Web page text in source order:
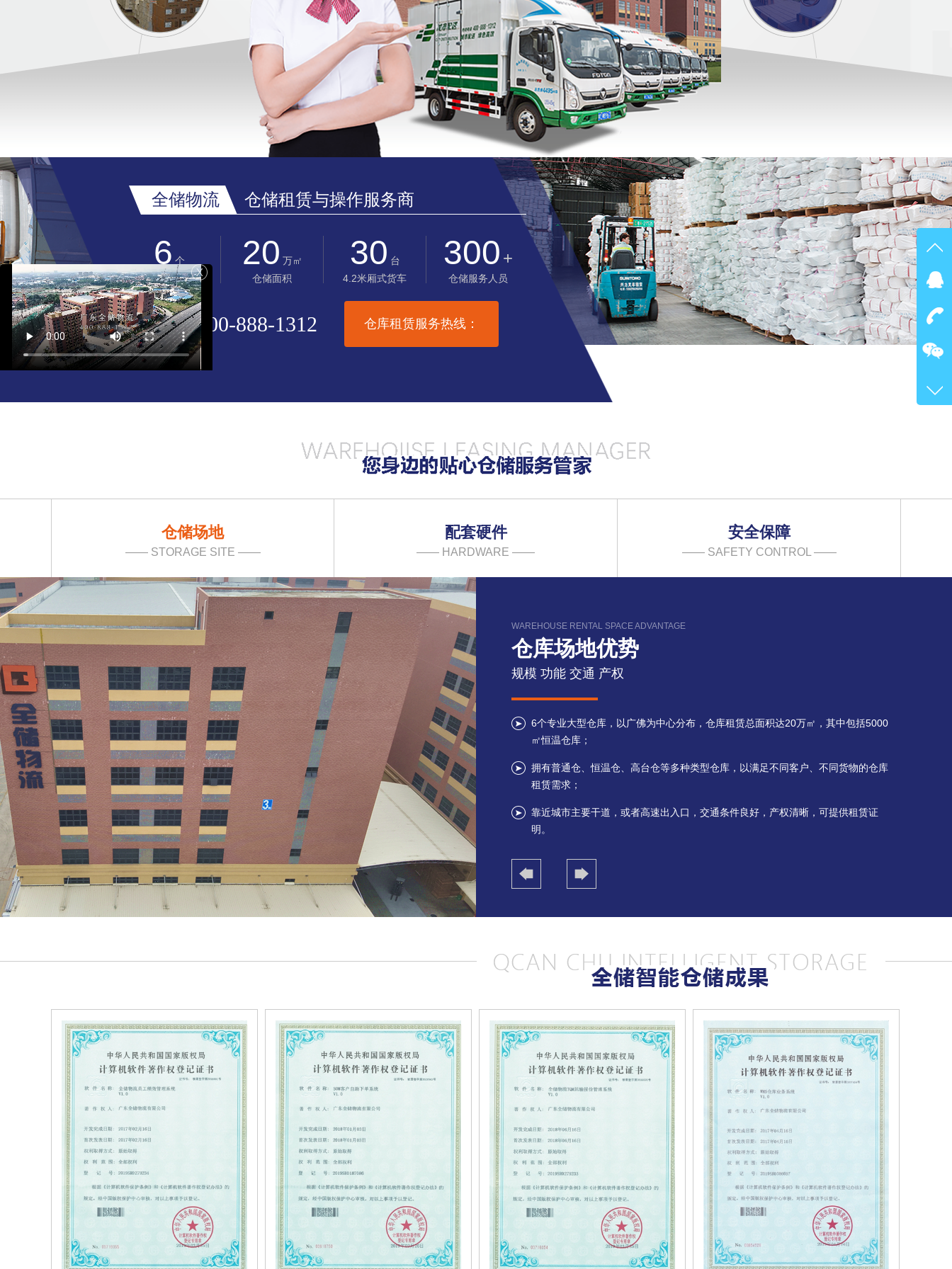
全储物流 仓储租赁与操作服务商
6 个
大型行业仓库
20 万㎡
仓储面积
30 台
4.2米厢式货车
300 +
仓储服务人员
400-888-1312 仓库租赁服务热线：
仓储场地
—— STORAGE SITE ——
配套硬件
—— HARDWARE ——
安全保障
—— SAFETY CONTROL ——
WAREHOUSE RENTAL SPACE ADVANTAGE
仓库场地优势
规模 功能 交通 产权
6个专业大型仓库，以广佛为中心分布，仓库租赁总面积达20万㎡，其中包括5000
㎡恒温仓库；
拥有普通仓、恒温仓、高台仓等多种类型仓库，以满足不同客户、不同货物的仓库
租赁需求；
靠近城市主要干道，或者高速出入口，交通条件良好，产权清晰，可提供租赁证
明。
点我
咨